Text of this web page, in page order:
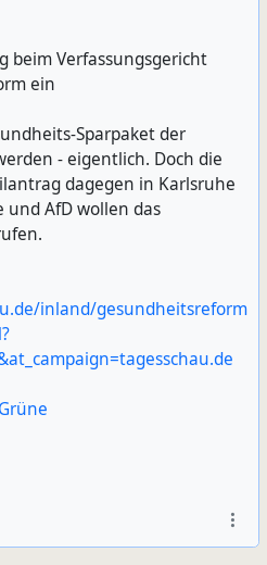
beim Verfassungsgericht
ein
Sparpaket der
- eigentlich. Doch die
dagegen in Karlsruhe
und AfD wollen das
inland/gesundheitsreform